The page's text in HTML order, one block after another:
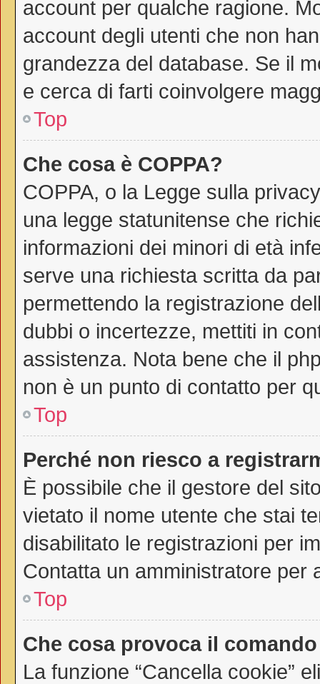
account per qualche ragione.
account degli utenti che non
grandezza del database. Se il
e cerca di farti coinvolgere
Top
Che cosa è COPPA?
COPPA, o la Legge sulla
una legge statunitense che
informazioni dei minori di età
serve una richiesta scritta da
permettendo la registrazione
dubbi o incertezze, mettiti in
assistenza. Nota bene che il
non è un punto di contatto per
Top
Perché non riesco a
È possibile che il gestore del
vietato il nome utente che stai
disabilitato le registrazioni per
Contatta un amministratore per
Top
Che cosa provoca il
La funzione “Cancella cookie”